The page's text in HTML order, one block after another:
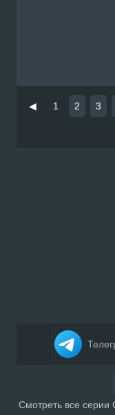
◀ 1 2 3
Смотреть все серии